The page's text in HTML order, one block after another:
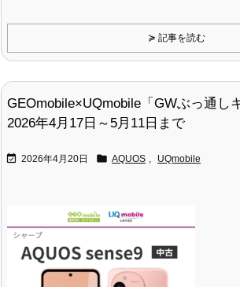
≽ 記事を読む
GEOmobile×UQmobile「GWぶっ通し
2026年4月17日～5月11日まで
 2026年4月20日  AQUOS UQmobile